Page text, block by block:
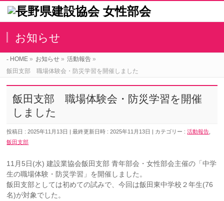
お知らせ
HOME » お知らせ » 活動報告 »
飯田支部 職場体験会・防災学習を開催しました
飯田支部 職場体験会・防災学習を開催
しました
投稿日 : 2025年11月13日 最終更新日時 : 2025年11月13日 カテゴリー :活動報告
飯田支部
11月5日(水) 建設業協会飯田支部 青年部会・女性部会主催の「中学
生の職場体験・防災学習」を開催しました。
飯田支部としては初めての試みで、今回は飯田東中学校２年生(76
名)が対象でした。